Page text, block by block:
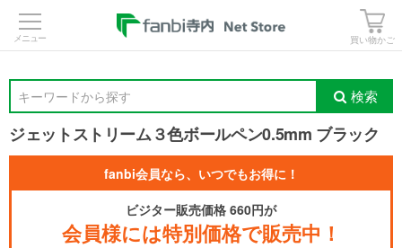
買い物かご
キーワードから探す 検索
ジェットストリーム３色ボールペン0.5mm ブラック
fanbi会員なら、いつでもお得に！
ビジター販売価格 660円が
会員様には特別価格で販売中！